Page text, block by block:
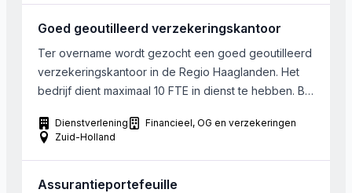
Goed geoutilleerd verzekeringskantoor
Ter overname wordt gezocht een goed geoutilleerd
verzekeringskantoor in de Regio Haaglanden. Het
bedrijf dient maximaal 10 FTE in dienst te hebben. Bij
portefeuilles.
Dienstverlening
Financieel, OG en verzekeringen
Zuid-Holland
Assurantieportefeuille